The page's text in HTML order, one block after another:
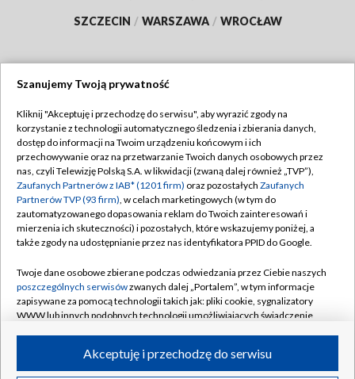
SZCZECIN / WARSZAWA / WROCŁAW
TVP
Abonament TVP
Emisja w TVP
Centrum informacji TVP
Naziemna Telewizja Cyfrowa
Rada Programowa
System NOS
Informacje o nadawcy
Program dla prasy
Regulamin TVP
Polityka prywatności
Moje zgody
Pomoc
Kontakt
Kanały
Szanujemy Twoją prywatność
Kliknij "Akceptuję i przechodzę do serwisu", aby wyrazić zgody na
korzystanie z technologii automatycznego śledzenia i zbierania danych,
dostęp do informacji na Twoim urządzeniu końcowym i ich
przechowywanie oraz na przetwarzanie Twoich danych osobowych przez
nas, czyli Telewizję Polską S.A. w likwidacji (zwaną dalej również „TVP”),
Zaufanych Partnerów z IAB* (1201 firm) oraz pozostałych Zaufanych
Partnerów TVP (93 firm), w celach marketingowych (w tym do
zautomatyzowanego dopasowania reklam do Twoich zainteresowań i
mierzenia ich skuteczności) i pozostałych, które wskazujemy poniżej, a
także zgody na udostępnianie przez nas identyfikatora PPID do Google.
Twoje dane osobowe zbierane podczas odwiedzania przez Ciebie naszych
poszczególnych serwisówzwanych dalej „Portalem”, w tym informacje
zapisywane za pomocą technologii takich jak: pliki cookie, sygnalizatory
WWW lub innych podobnych technologii umożliwiających świadczenie
ruchu w Internecie.Akceptuję i przechodzę do serwisu